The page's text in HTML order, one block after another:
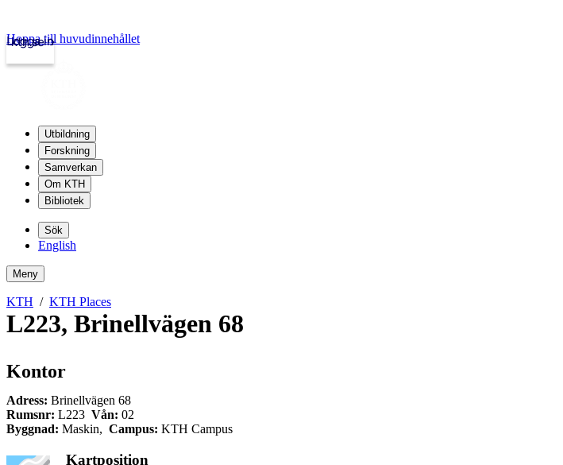
kth.se
Logga in
Hoppa till huvudinnehållet
Utbildning
Forskning
Samverkan
Om KTH
Bibliotek
Sök
English
Meny
KTH KTH Places
L223, Brinellvägen 68
Kontor
Adress: Brinellvägen 68
Rumsnr: L223 Vån: 02
Byggnad: Maskin, Campus: KTH Campus
Kartposition